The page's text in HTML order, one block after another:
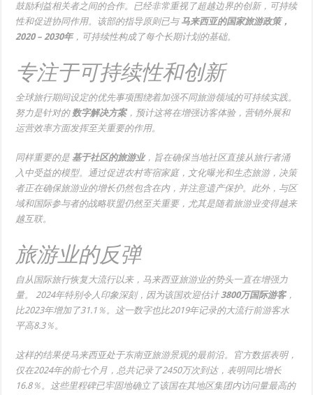
鼓励利益相关者之间的合作。已经非常重视了超越边界的创新，可持续
性和促进协同作用。该部的指导原则已与马来西亚的国家旅游政策，
2020 – 2030年，可持续性构成了每个长期计划的基础。
专注于可持续性和创新
全球旅行期间设定的优先事项围绕着加强不同旅游领域的可持续实践。
努力是针对的 数字解决方案，预计这将在增强访客体验，营销外展和
运营效率方面发挥至关重要的作用。
同样重要的是基于社区的旅游业，旨在确保当地社区直接从旅行者涌
入中受益的模型。通过促进农村寄宿家庭，文化曝光和生态旅游，决策
者正在确保旅游业的增长仍然包含在内，并注意遗产保护。此外，与区
域和国际参与者的战略联盟仍然至关重要，尤其是随着旅游业变得越来
越互联。
旅游业的反弹
自从国际旅行恢复大流行以来，马来西亚旅游业的势头一直在增强力
量。 2024年特别令人印象深刻，因为该国欢迎估计3800万国际游客，
比2023年增加了31.1％。这一数字也比2019年记录的大流行前游客水
平高8.3％。
这样的结果使马来西亚处于东南亚旅游景观的最前沿。官方数据表明，
仅在2024年的前七个月，总共记录了2450万次到达，表明同比增长
16.8％。这些里程碑已牢固地确立了该国在其地区集团内访问量最高的